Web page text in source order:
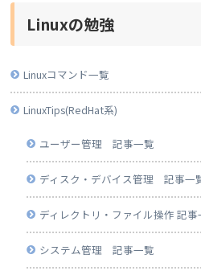
Linuxの勉強
Linuxコマンド一覧
LinuxTips(RedHat系)
ユーザー管理 記事一覧
ディスク・デバイス管理 記事一
ディレクトリ・ファイル操作 記事
システム管理 記事一覧